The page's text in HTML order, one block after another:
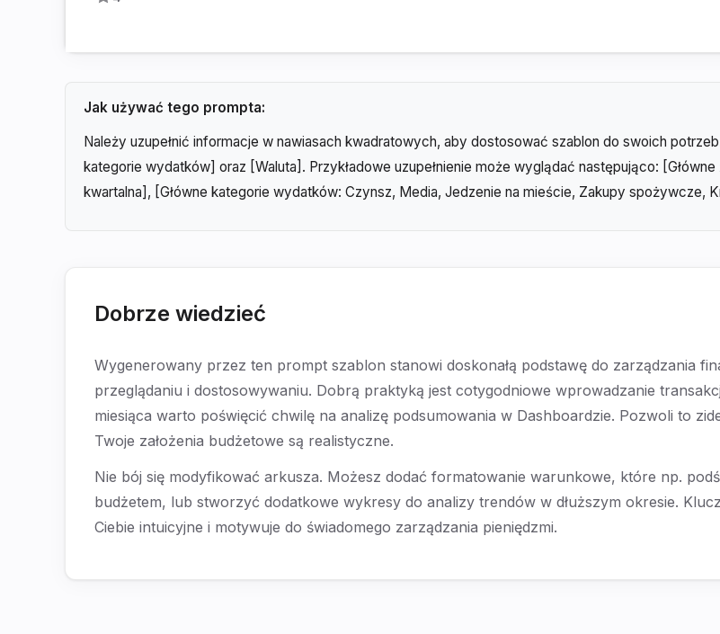
Jak używać tego prompta:
Należy uzupełnić informacje w nawiasach kwadratowych, aby dostosować szablon do swoich
kategorie wydatków] oraz [Waluta]. Przykładowe uzupełnienie może wyglądać następująco:
kwartalna], [Główne kategorie wydatków: Czynsz, Media, Jedzenie na mieście, Zakupy spożywcze,
Dobrze wiedzieć
Wygenerowany przez ten prompt szablon stanowi doskonałą podstawę do zarządzania
przeglądaniu i dostosowywaniu. Dobrą praktyką jest cotygodniowe wprowadzanie
miesiąca warto poświęcić chwilę na analizę podsumowania w Dashboardzie. Pozwoli to
Twoje założenia budżetowe są realistyczne.
Nie bój się modyfikować arkusza. Możesz dodać formatowanie warunkowe, które np.
budżetem, lub stworzyć dodatkowe wykresy do analizy trendów w dłuższym okresie.
Ciebie intuicyjne i motywuje do świadomego zarządzania pieniędzmi.